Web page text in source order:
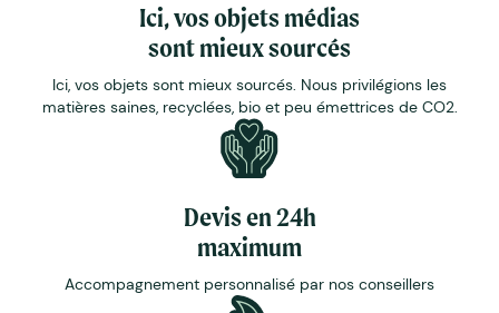
Ici, vos objets médias
sont mieux sourcés
Ici, vos objets sont mieux sourcés. Nous privilégions les
matières saines, recyclées, bio et peu émettrices de CO2.
Devis en 24h
maximum
Accompagnement personnalisé par nos conseillers